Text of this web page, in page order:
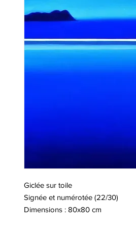
Giclée sur toile
Signée et numérotée (22/30)
Dimensions : 80x80 cm